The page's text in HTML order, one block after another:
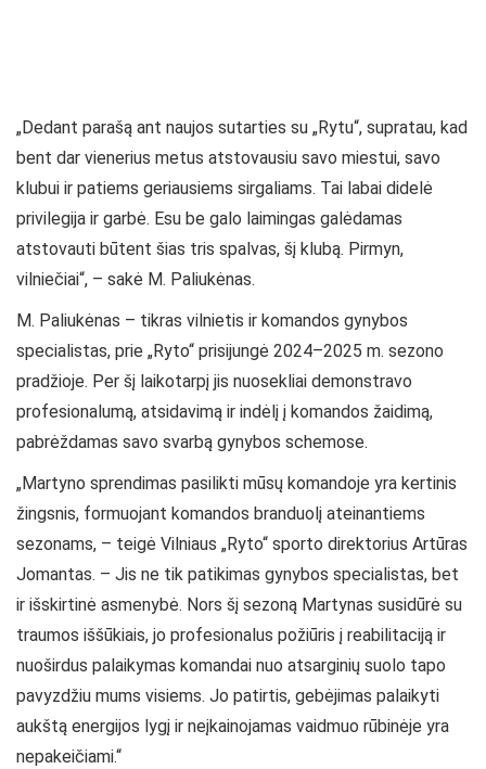
„Dedant parašą ant naujos sutarties su „Rytu“, supratau, kad
bent dar vienerius metus atstovausiu savo miestui, savo
klubui ir patiems geriausiems sirgaliams. Tai labai didelė
privilegija ir garbė. Esu be galo laimingas galėdamas
atstovauti būtent šias tris spalvas, šį klubą. Pirmyn,
vilniečiai“, – sakė M. Paliukėnas.
M. Paliukėnas – tikras vilnietis ir komandos gynybos
specialistas, prie „Ryto“ prisijungė 2024–2025 m. sezono
pradžioje. Per šį laikotarpį jis nuosekliai demonstravo
profesionalumą, atsidavimą ir indėlį į komandos žaidimą,
pabrėždamas savo svarbą gynybos schemose.
„Martyno sprendimas pasilikti mūsų komandoje yra kertinis
žingsnis, formuojant komandos branduolį ateinantiems
sezonams, – teigė Vilniaus „Ryto“ sporto direktorius Artūras
Jomantas. – Jis ne tik patikimas gynybos specialistas, bet
ir išskirtinė asmenybė. Nors šį sezoną Martynas susidūrė su
traumos iššūkiais, jo profesionalus požiūris į reabilitaciją ir
nuoširdus palaikymas komandai nuo atsarginių suolo tapo
pavyzdžiu mums visiems. Jo patirtis, gebėjimas palaikyti
aukštą energijos lygį ir neįkainojamas vaidmuo rūbinėje yra
nepakeičiami.“